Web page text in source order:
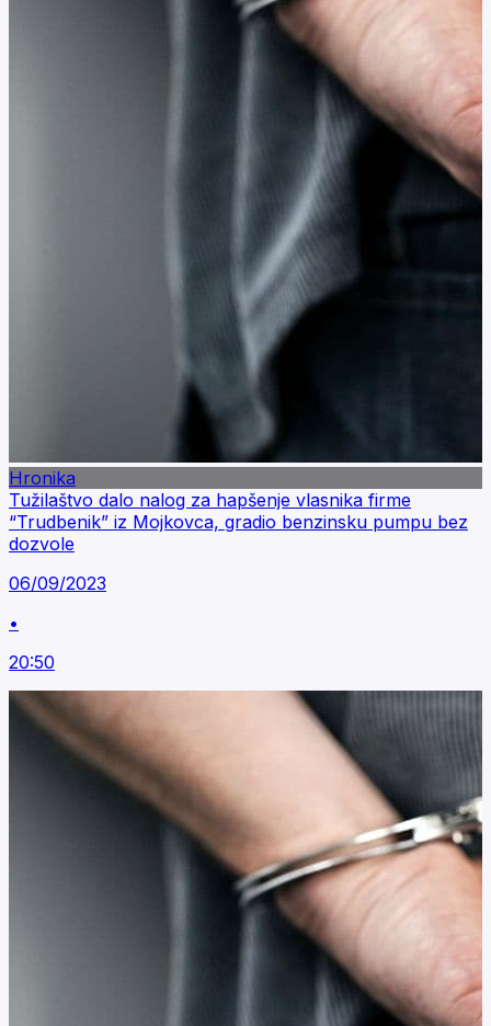
Hronika
Tužilaštvo dalo nalog za hapšenje vlasnika firme
“Trudbenik” iz Mojkovca, gradio benzinsku pumpu bez
dozvole
06/09/2023
•
20:50